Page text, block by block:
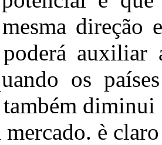
direção
os
diminui
mercado. è